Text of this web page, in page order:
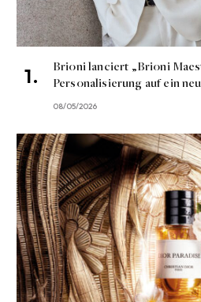
Brioni lanciert „Brioni
Personalisierung auf ein
08/05/2026